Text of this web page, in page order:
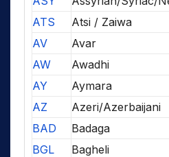
ATS
Atsi / Zaiwa
AV
Avar
AW
Awadhi
AY
Aymara
AZ
Azeri/Azerbaijani
BAD
Badaga
BGL
Bagheli